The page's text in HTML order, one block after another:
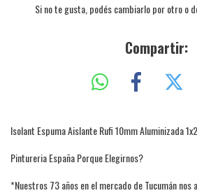
Si no te gusta, podés cambiarlo por otro o
Compartir:
Isolant Espuma Aislante Rufi 10mm Aluminizada
Pintureria España Porque Elegirnos?
*Nuestros 73 años en el mercado de Tucumán nos